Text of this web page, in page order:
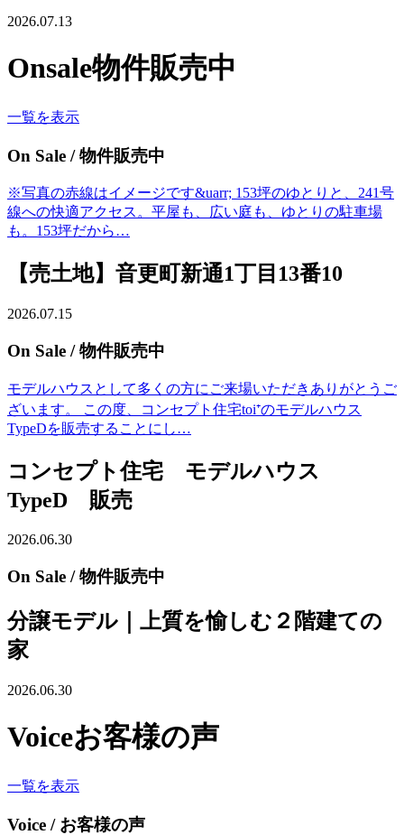
2026.07.13
Onsale物件販売中
一覧を表示
On Sale / 物件販売中
※写真の赤線はイメージです&uarr; 153坪のゆとりと、241号
線への快適アクセス。平屋も、広い庭も、ゆとりの駐車場
も。153坪だから…
【売土地】音更町新通1丁目13番10
2026.07.15
On Sale / 物件販売中
モデルハウスとして多くの方にご来場いただきありがとうご
ざいます。 この度、コンセプト住宅toi⁺のモデルハウス
TypeDを販売することにし…
コンセプト住宅 モデルハウス
TypeD 販売
2026.06.30
On Sale / 物件販売中
分譲モデル｜上質を愉しむ２階建ての
家
2026.06.30
Voiceお客様の声
一覧を表示
Voice / お客様の声